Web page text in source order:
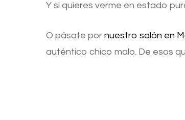
Y si quieres verme en estado
O pásate por nuestro salón en
auténtico chico malo. De esos